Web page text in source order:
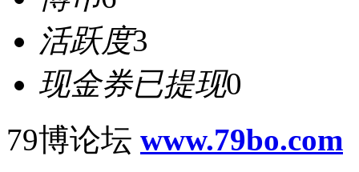
活跃度3
现金券已提现0
79博论坛 www.79bo.com